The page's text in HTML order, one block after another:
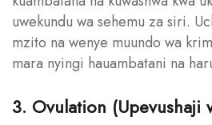
uwekundu wa sehemu za siri.
mzito na wenye muundo wa
mara nyingi hauambatani na
3. Ovulation (Upevushaji